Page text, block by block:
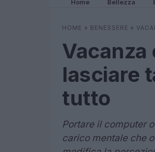
Home Bellezza
HOME » BENESSERE »
lasciare
tutto
Portare il computer
carico mentale che